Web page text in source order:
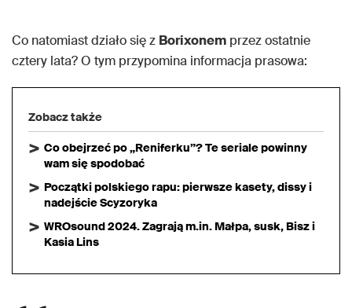
Co natomiast działo się z Borixonem przez ostatnie
cztery lata? O tym przypomina informacja prasowa:
Zobacz także
Co obejrzeć po „Reniferku”? Te seriale powinny
wam się spodobać
Początki polskiego rapu: pierwsze kasety, dissy i
nadejście Scyzoryka
WROsound 2024. Zagrają m.in. Małpa, susk, Bisz i
Kasia Lins